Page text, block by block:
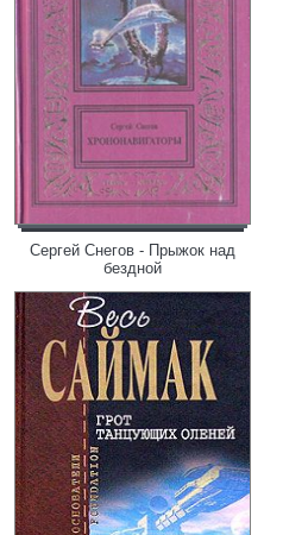
Сергей Снегов - Прыжок над
бездной